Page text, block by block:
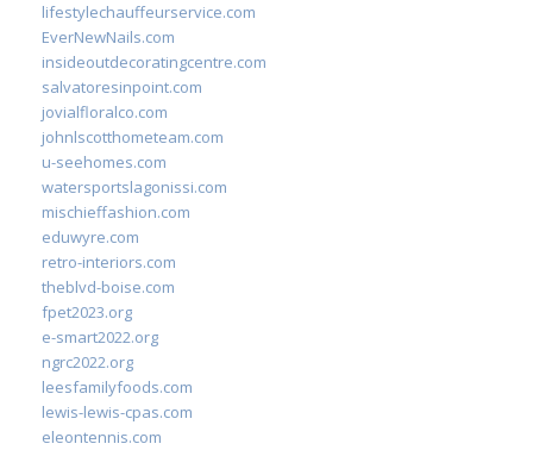
lifestylechauffeurservice.com
EverNewNails.com
insideoutdecoratingcentre.com
salvatoresinpoint.com
jovialfloralco.com
johnlscotthometeam.com
u-seehomes.com
watersportslagonissi.com
mischieffashion.com
eduwyre.com
retro-interiors.com
theblvd-boise.com
fpet2023.org
e-smart2022.org
ngrc2022.org
leesfamilyfoods.com
lewis-lewis-cpas.com
eleontennis.com